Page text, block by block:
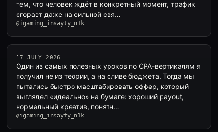
тем, что человек ждёт в конкретный момент, трафик
сгорает даже на сильной свя…
@igaming_insayty_n1k
17 JULY 2026
Один из самых полезных уроков по CPA-вертикалям я
получил не из теории, а на сливе бюджета. Тогда мы
пытались быстро масштабировать оффер, который
выглядел «идеально» на бумаге: хороший payout,
нормальный креатив, понятн…
@igaming_insayty_n1k